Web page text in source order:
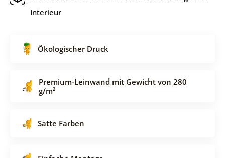
Interieur
Ökologischer Druck
Premium-Leinwand mit Gewicht von 280
g/m²
Satte Farben